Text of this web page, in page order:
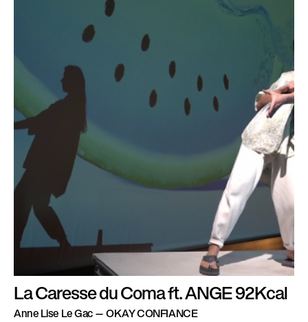
La Caresse du Coma ft. ANGE 92Kcal
Anne Lise Le Gac — OKAY CONFIANCE